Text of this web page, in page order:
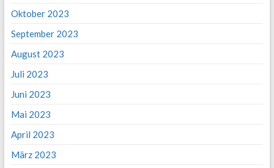
Oktober 2023
September 2023
August 2023
Juli 2023
Juni 2023
Mai 2023
April 2023
März 2023